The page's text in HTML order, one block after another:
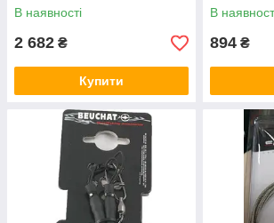
В наявності
2 682 ₴
Купити
В
894 ₴